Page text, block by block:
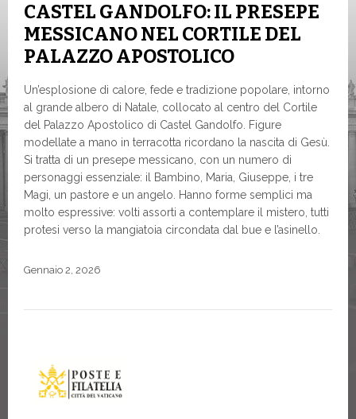
CASTEL GANDOLFO: IL PRESEPE
MESSICANO NEL CORTILE DEL
PALAZZO APOSTOLICO
Un’esplosione di calore, fede e tradizione popolare, intorno
al grande albero di Natale, collocato al centro del Cortile
del Palazzo Apostolico di Castel Gandolfo. Figure
modellate a mano in terracotta ricordano la nascita di Gesù.
Si tratta di un presepe messicano, con un numero di
personaggi essenziale: il Bambino, Maria, Giuseppe, i tre
Magi, un pastore e un angelo. Hanno forme semplici ma
molto espressive: volti assorti a contemplare il mistero, tutti
protesi verso la mangiatoia circondata dal bue e l’asinello.
Gennaio 2, 2026